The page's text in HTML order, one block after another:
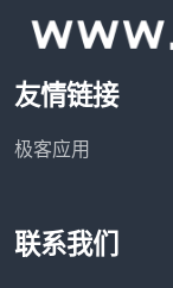
友情链接
极客应用
联系我们